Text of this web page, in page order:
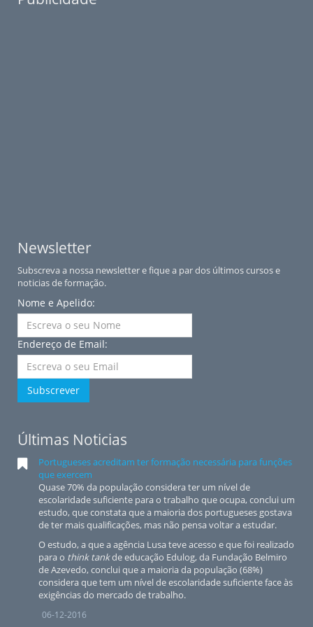
Newsletter
Subscreva a nossa newsletter e fique a par dos últimos cursos e
noticias de formação.
Nome e Apelido:
Endereço de Email:
Subscrever
Últimas Noticias
Portugueses acreditam ter formação necessária para funções
que exercem
Quase 70% da população considera ter um nível de
escolaridade suficiente para o trabalho que ocupa, conclui um
estudo, que constata que a maioria dos portugueses gostava
de ter mais qualificações, mas não pensa voltar a estudar.
O estudo, a que a agência Lusa teve acesso e que foi realizado
para o think tankde educação Edulog, da Fundação Belmiro
de Azevedo, conclui que a maioria da população (68%)
considera que tem um nível de escolaridade suficiente face às
exigências do mercado de trabalho.
06-12-2016